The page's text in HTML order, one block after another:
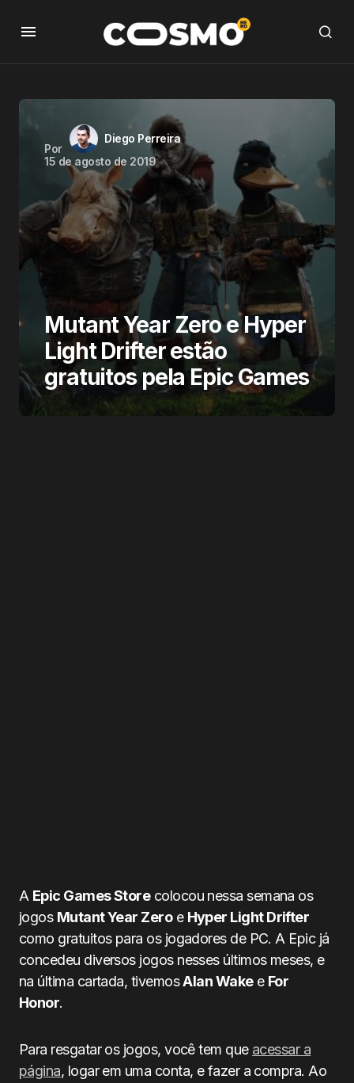
Por
Diego Perreira
15 de agosto de 2019
Mutant Year Zero e Hyper
Light Drifter estão
gratuitos pela Epic Games
A Epic Games Storecolocou nessa semana os
jogos Mutant Year Zeroe Hyper Light Drifter
como gratuitos para os jogadores de PC. A Epic já
concedeu diversos jogos nesses últimos meses, e
na última cartada, tivemosAlan Wakee For
Honor.
Para resgatar os jogos, você tem que acessar a
página, logar em uma conta, e fazer a compra. Ao